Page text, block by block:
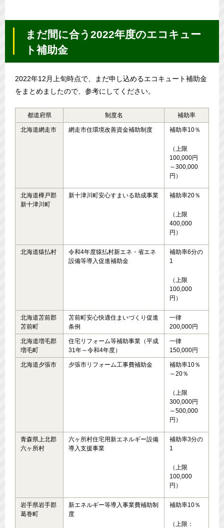
まだ間に合う2022年度のエコキュー
ト補助金
2022年12月上旬時点で、まだ申し込めるエコキュート補助金
をまとめましたので、参考にしてください。
都道府県 制度名 補助率
北海道網走市 網走市住環境改善資金補助制度 補助率10％
（上限
100,000円
～300,000
円）
北海道樺戸郡
新十津川町
新十津川町安心すまいる助成事業 補助率20％
（上限
400,000
円）
北海道猿払村
令和4年度猿払村新エネ・省エネ
設備等導入促進補助金
補助率6分の
1
（上限
100,000
円）
北海道苫前郡
苫前町
苫前町安心快適住まいづくり促進
条例
一律
200,000円
北海道増毛郡
増毛町
住宅リフォーム等補助事業（平成
31年～令和4年度）
一律
150,000円
北海道夕張市 夕張市リフォーム工事費補助金
補助率10％
～20％
（上限
300,000円
～500,000
円）
青森県上北郡
六ヶ所村
六ヶ所村住宅用新エネルギー設備
導入支援事業
補助率3分の
1
（上限
100,000
円）
岩手県岩手郡
葛巻町
新エネルギー等導入事業費補助制
度
補助率10％
（上限：